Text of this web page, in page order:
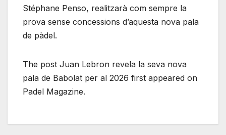
Stéphane Penso, realitzarà com sempre la
prova sense concessions d’aquesta nova pala
de pàdel.
The post Juan Lebron revela la seva nova
pala de Babolat per al 2026 first appeared on
Padel Magazine.